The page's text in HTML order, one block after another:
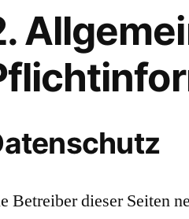
Betreiber dieser Seiten